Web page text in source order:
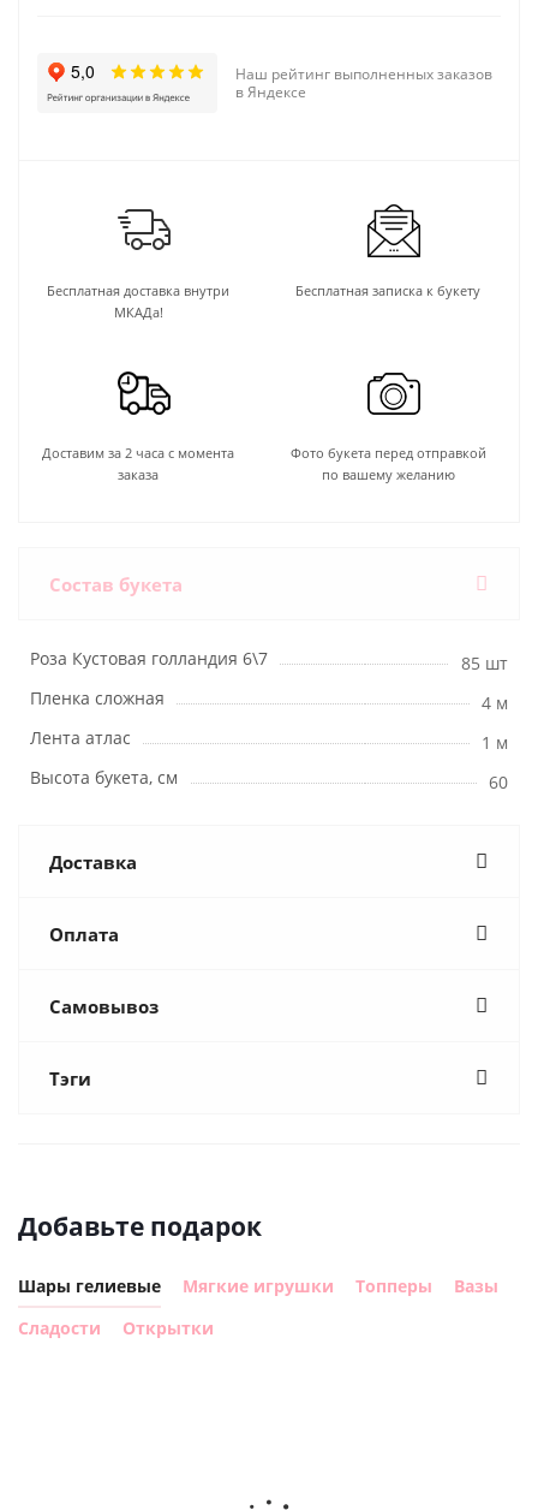
Наш рейтинг выполненных заказов
в Яндексе
Бесплатная доставка внутри
МКАДа!
Бесплатная записка к букету
Доставим за 2 часа с момента
заказа
Фото букета перед отправкой
по вашему желанию
Состав букета
Роза Кустовая голландия 6\7
85 шт
Пленка сложная
4 м
Лента атлас
1 м
Высота букета, см
60
Доставка
Оплата
Самовывоз
Тэги
Добавьте подарок
Шары гелиевые Мягкие игрушки Топперы
Вазы
Сладости
Открытки